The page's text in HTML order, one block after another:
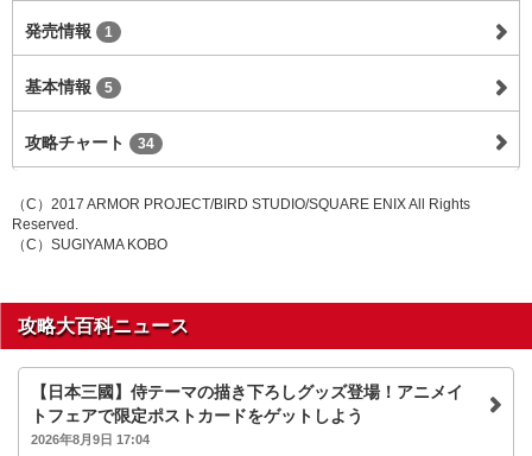
発売情報 1
基本情報 5
攻略チャート 34
（C）2017 ARMOR PROJECT/BIRD STUDIO/SQUARE ENIX All Rights
Reserved.
（C）SUGIYAMA KOBO
攻略大百科ニュース
【日本三國】侍テーマの描き下ろしグッズ登場！アニメイ
トフェアで限定ポストカードをゲットしよう
2026年8月9日 17:04